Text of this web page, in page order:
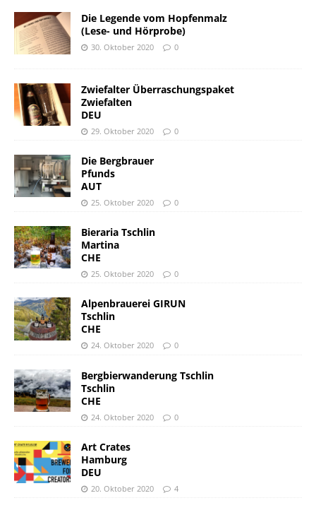
Die Legende vom Hopfenmalz
(Lese- und Hörprobe)
30. Oktober 2020 0
Zwiefalter Überraschungspaket
Zwiefalten
DEU
29. Oktober 2020 0
Die Bergbrauer
Pfunds
AUT
25. Oktober 2020 0
Bieraria Tschlin
Martina
CHE
25. Oktober 2020 0
Alpenbrauerei GIRUN
Tschlin
CHE
24. Oktober 2020 0
Bergbierwanderung Tschlin
Tschlin
CHE
24. Oktober 2020 0
Art Crates
Hamburg
DEU
20. Oktober 2020 4